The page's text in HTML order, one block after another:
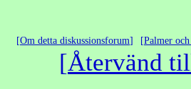
Om detta diskussionsforum Palmer
Återvänd